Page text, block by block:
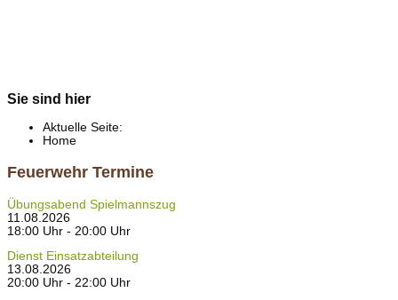
Sie sind hier
Aktuelle Seite:
Home
Feuerwehr Termine
Übungsabend Spielmannszug
11.08.2026
18:00 Uhr - 20:00 Uhr
Dienst Einsatzabteilung
13.08.2026
20:00 Uhr - 22:00 Uhr